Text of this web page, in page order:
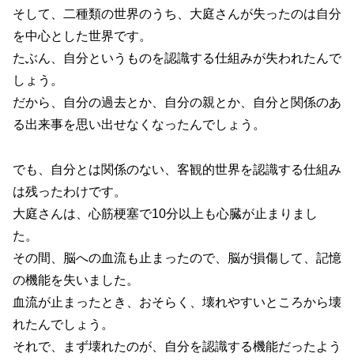
そして、二種類の世界のうち、大庭さんが失ったのは自分
を中心とした世界です。
たぶん、自分というものを認識する仕組みが失われたんで
しょう。
だから、自分の過去とか、自分の親とか、自分と関係のあ
る出来事を思い出せなくなったんでしょう。
でも、自分とは関係のない、客観的世界を認識する仕組み
は残ったわけです。
大庭さんは、心筋梗塞で10分以上も心臓が止まりまし
た。
その間、脳への血流も止まったので、脳が損傷して、記憶
の機能を失いました。
血流が止まったとき、おそらく、壊れやすいところから壊
れたんでしょう。
それで、まず壊れたのが、自分を認識する機能だったよう